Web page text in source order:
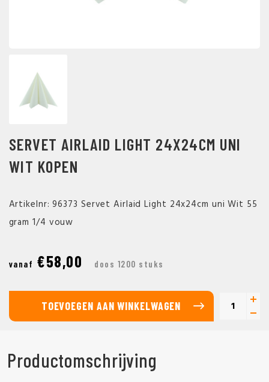
SERVET AIRLAID LIGHT 24X24CM UNI
WIT KOPEN
Artikelnr: 96373 Servet Airlaid Light 24x24cm uni Wit 55
gram 1/4 vouw
vanaf €58,00 doos 1200 stuks
TOEVOEGEN AAN WINKELWAGEN
Productomschrijving